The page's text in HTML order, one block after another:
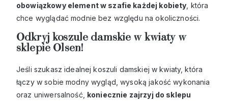
obowiązkowy element w szafie każdej kobiety , która
chce wyglądać modnie bez względu na okoliczności.
Odkryj koszule damskie w kwiaty w
sklepie Olsen!
Jeśli szukasz idealnej koszuli damskiej w kwiaty, która
łączy w sobie modny wygląd, wysoką jakość wykonania
oraz uniwersalność, koniecznie zajrzyj do sklepu